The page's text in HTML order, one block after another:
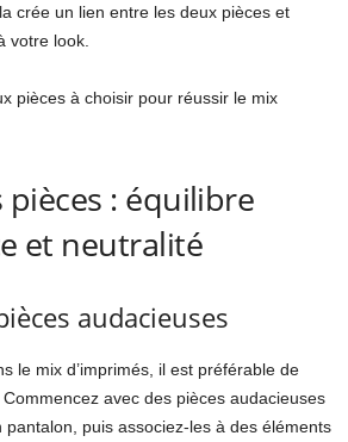
crée un lien entre les deux pièces et
votre look.
pièces à choisir pour réussir le mix
pièces : équilibre
et neutralité
audacieuses
le mix d’imprimés, il est préférable de
. Commencez avec des pièces audacieuses
puis associez-les à des éléments